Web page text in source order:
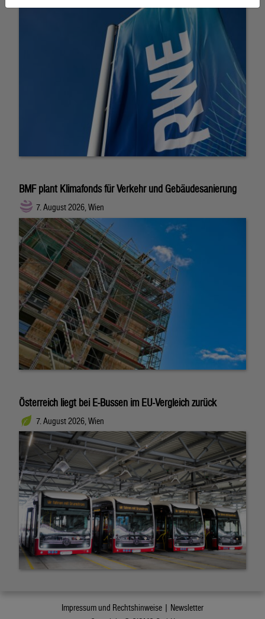
BMF plant Klimafonds für Verkehr und Gebäudesanierung
7. August 2026, Wien
Österreich liegt bei E-Bussen im EU-Vergleich zurück
7. August 2026, Wien
Impressum und Rechtshinweise | Newsletter